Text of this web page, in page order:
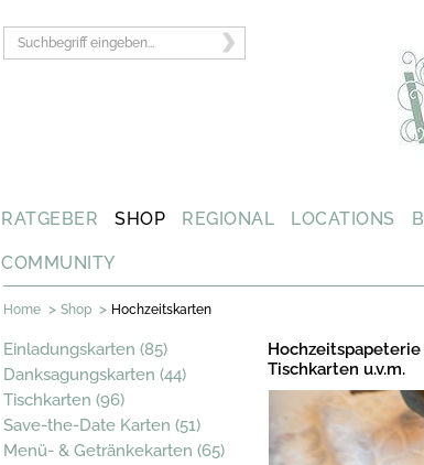
RATGEBER SHOP REGIONAL LOCATIONS
COMMUNITY
Home > Shop > Hochzeitskarten
Einladungskarten (85)
Danksagungskarten (44)
Tischkarten (96)
Save-the-Date Karten (51)
Menü- & Getränkekarten (65)
Tischkarten u.v.m.